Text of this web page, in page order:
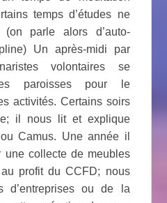
temps d’études ne
parle alors d’auto-
Un après-midi par
volontaires se
paroisses pour le
activités. Certains soirs
il nous lit et explique
Camus. Une année il
une collecte de meubles
profit du CCFD; nous
d’entreprises ou de la